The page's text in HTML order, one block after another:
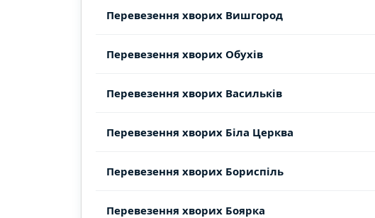
Перевезення хворих Вишгород
Перевезення хворих Обухів
Перевезення хворих Васильків
Перевезення хворих Біла Церква
Перевезення хворих Бориспіль
Перевезення хворих Боярка